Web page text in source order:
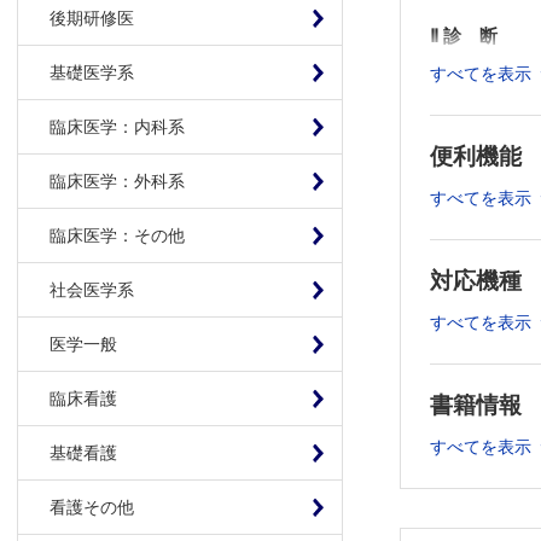
後期研修医
基礎医学系
臨床医学：内科系
臨床医学：外科系
臨床医学：その他
社会医学系
医学一般
臨床看護
基礎看護
看護その他
Ⅱ 診 断
＜診断基準
CRPS診
＜画像；
CRPSの
＜早期診断
＜精神科か
CRPS様
＜薬物療法①
CRPSの
＜薬物療法②
すべてを表示
便利機能
すべてを表示
対応機種
すべてを表示
書籍情報
すべてを表示